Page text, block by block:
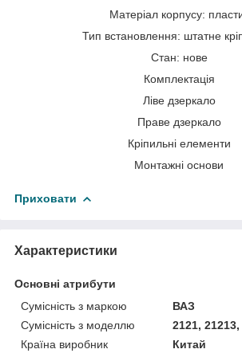
Матеріал корпусу:
Тип встановлення: штатне
Стан: нове
Комплектація
Ліве дзеркало
Праве дзеркало
Кріпильні елементи
Монтажні основи
Приховати
Характеристики
Основні атрибути
Сумісність з маркою
ВАЗ
Сумісність з моделлю
2121,
Країна виробник
Китай